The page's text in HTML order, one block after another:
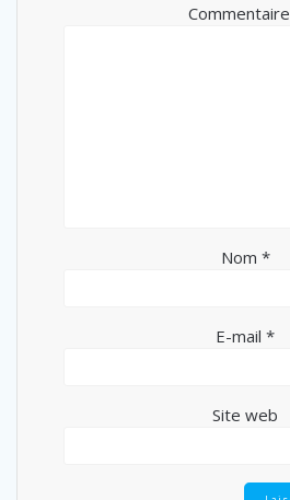
Commentaire
Nom *
E-mail *
Site web